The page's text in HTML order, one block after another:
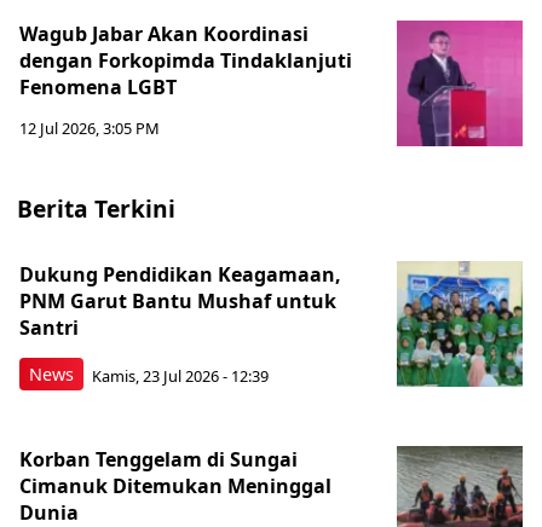
Wagub Jabar Akan Koordinasi
dengan Forkopimda Tindaklanjuti
Fenomena LGBT
12 Jul 2026, 3:05 PM
Berita Terkini
News
Dukung Pendidikan Keagamaan,
PNM Garut Bantu Mushaf untuk
Santri
Kamis, 23 Jul 2026 - 12:39
Korban Tenggelam di Sungai
Cimanuk Ditemukan Meninggal
Dunia